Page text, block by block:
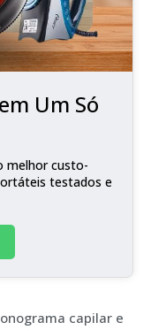
Um Só
melhor custo-
testados e
capilar e